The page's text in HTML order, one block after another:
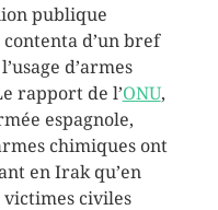
publique
contenta d’un bref
d’armes
rapport de l’ONU,
espagnole,
chimiques ont
en Irak qu’en
victimes civiles